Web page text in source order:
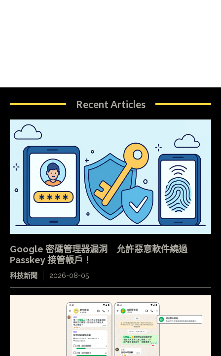
Recent Articles
Google 密碼管理器漏洞 允許惡意軟件繞過
Passkey 接管帳戶！
科技新聞 2026-08-05